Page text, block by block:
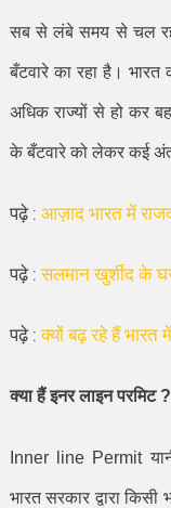
सब से लंबे समय से चल रहा
बँटवारे का रहा है। भारत
अधिक राज्यों से हो कर
के बँटवारे को लेकर कई
पढ़े : आज़ाद भारत में
पढ़े :सलमान खुर्शीद के
पढ़े :क्यों बढ़ रहे हैं
क्या हैं इनर लाइन परमिट ?
Inner line Permit
भारत सरकार द्वारा